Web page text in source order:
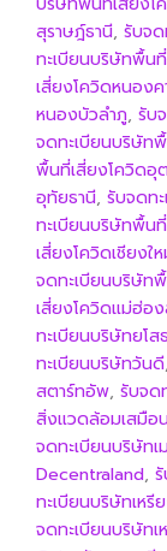
สุราษฎ์ธานี, รับจ
ทะเบียนบริษัทพื้น
เสี่ยงโควิดหนอง
หนองบัวลำภู, รับ
จดทะเบียนบริษัท
พื้นที่เสี่ยงโควิดอุ
อุทัยธานี, รับจดท
ทะเบียนบริษัทพื้น
เสี่ยงโควิดเชียงใ
จดทะเบียนบริษัท
เสี่ยงโควิดแม่ฮ่อ
ทะเบียนบริษัทยโส
ทะเบียนบริษัทวันดี,
สตาร์ทอัพ, รับจด
สิ่งแวดล้อมเสมือ
จดทะเบียนบริษัทเ
Decentraland,
ทะเบียนบริษัทเห
จดทะเบียนบริษัท